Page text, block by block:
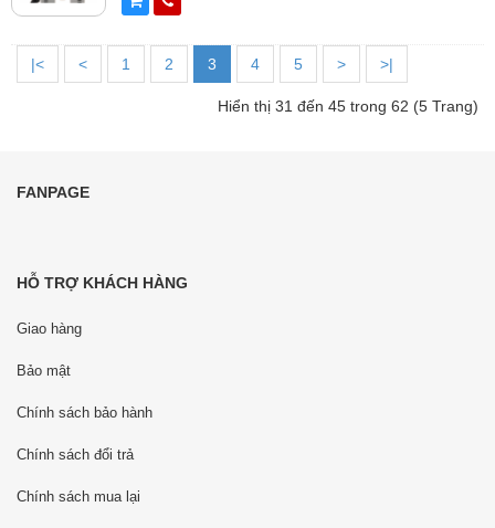
|< < 1 2 3 4 5 > >|
Hiển thị 31 đến 45 trong 62 (5 Trang)
FANPAGE
HỖ TRỢ KHÁCH HÀNG
Giao hàng
Bảo mật
Chính sách bảo hành
Chính sách đổi trả
Chính sách mua lại